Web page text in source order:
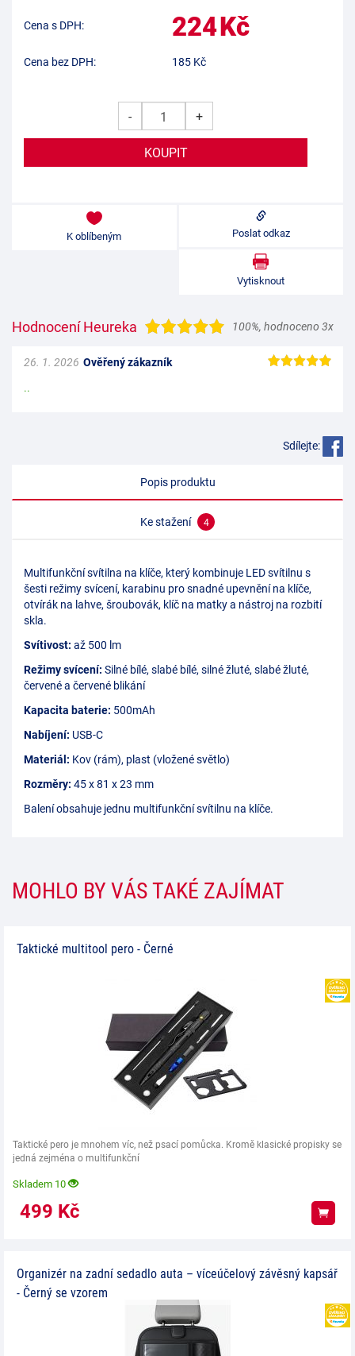
Cena s DPH: 224Kč
Cena bez DPH: 185 Kč
- +
K oblíbeným Poslat odkaz
Vytisknout
Hodnocení Heureka 100%, hodnoceno 3x
Ověřený zákazník
26. 1. 2026
..
Sdílejte:
Popis produktu
Ke stažení 4
Multifunkční svítilna na klíče, který kombinuje LED svítilnu s
šesti režimy svícení, karabinu pro snadné upevnění na klíče,
otvírák na lahve, šroubovák, klíč na matky a nástroj na rozbití
skla.
Svítivost: až 500 lm
Režimy svícení: Silné bílé, slabé bílé, silné žluté, slabé žluté,
červené a červené blikání
Kapacita baterie: 500mAh
Nabíjení: USB-C
Materiál: Kov (rám), plast (vložené světlo)
Rozměry: 45 x 81 x 23 mm
Balení obsahuje jednu multifunkční svítilnu na klíče.
MOHLO BY VÁS TAKÉ ZAJÍMAT
Taktické multitool pero - Černé
Taktické pero je mnohem víc, než psací pomůcka. Kromě klasické propisky se
jedná zejména o multifunkční
Skladem 10
499 Kč
Organizér na zadní sedadlo auta – víceúčelový závěsný kapsář
- Černý se vzorem